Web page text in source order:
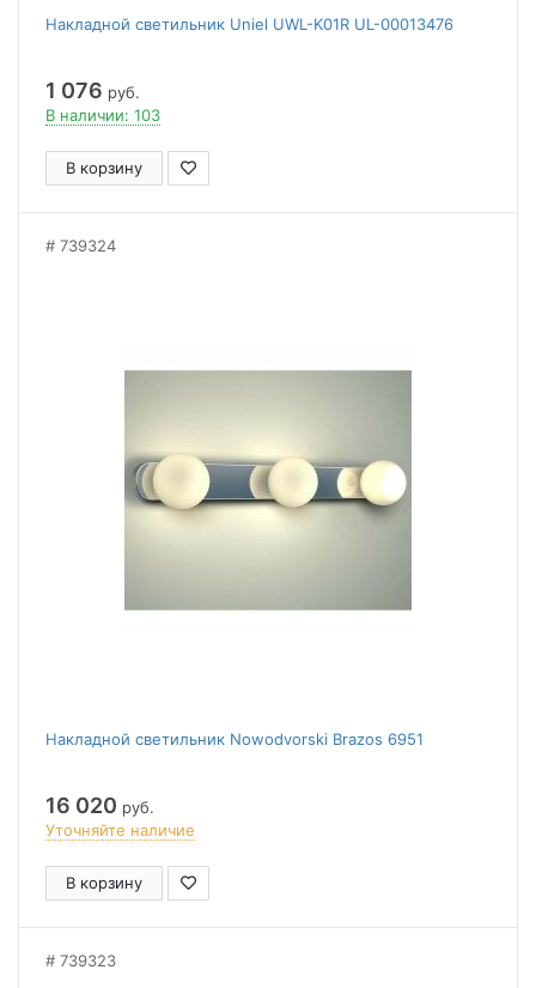
Накладной светильник Uniel UWL-K01R UL-00013476
1 076 руб.
В наличии: 103
В корзину
739324
Накладной светильник Nowodvorski Brazos 6951
16 020 руб.
Уточняйте наличие
В корзину
739323